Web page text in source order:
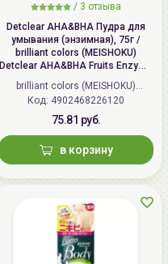
/ 3 отзыва
Detclear AHA&BHA Пудра для
умывания (энзимная), 75г /
brilliant colors (MEISHOKU)
Detclear AHA&BHA Fruits Enzyme
Powder Wash
brilliant colors (MEISHOKU)
(Япония)
Код: 4902468226120
75.81 руб.
в корзину